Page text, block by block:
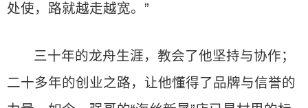
处使，路就越走越宽。”
三十年的龙舟生涯，教会了他坚持与协作；
二十多年的创业之路，让他懂得了品牌与信誉的